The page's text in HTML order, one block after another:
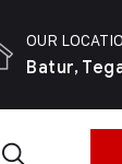
OUR
Batur,